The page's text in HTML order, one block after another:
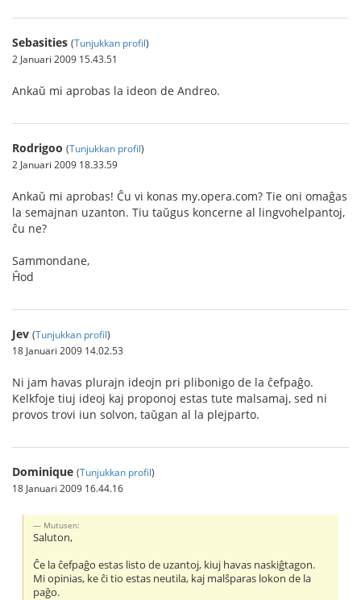
Sebasities (Tunjukkan profil)
2 Januari 2009 15.43.51
Ankaŭ mi aprobas la ideon de Andreo.
Rodrigoo (Tunjukkan profil)
2 Januari 2009 18.33.59
Ankaŭ mi aprobas! Ĉu vi konas my.opera.com? Tie oni omaĝas
la semajnan uzanton. Tiu taŭgus koncerne al lingvohelpantoj,
ĉu ne?
Sammondane,
Ĥod
Jev (Tunjukkan profil)
18 Januari 2009 14.02.53
Ni jam havas plurajn ideojn pri plibonigo de la ĉefpaĝo.
Kelkfoje tiuj ideoj kaj proponoj estas tute malsamaj, sed ni
provos trovi iun solvon, taŭgan al la plejparto.
Dominique (Tunjukkan profil)
18 Januari 2009 16.44.16
Mutusen:
Saluton,
Ĉe la ĉefpaĝo estas listo de uzantoj, kiuj havas naskiĝtagon.
Mi opinias, ke ĉi tio estas neutila, kaj malŝparas lokon de la
paĝo.